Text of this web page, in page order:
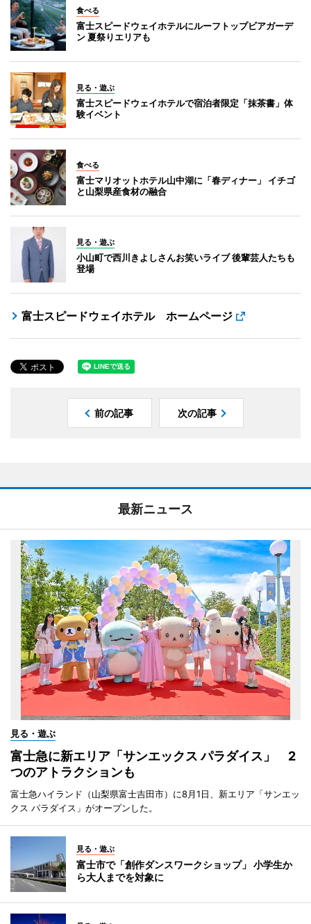
食べる
富士スピードウェイホテルにルーフトップビアガーデ
ン 夏祭りエリアも
見る・遊ぶ
富士スピードウェイホテルで宿泊者限定「抹茶書」体
験イベント
食べる
富士マリオットホテル山中湖に「春ディナー」 イチゴ
と山梨県産食材の融合
見る・遊ぶ
小山町で西川きよしさんお笑いライブ 後輩芸人たちも
登場
富士スピードウェイホテル ホームページ
前の記事 次の記事
最新ニュース
見る・遊ぶ
富士急に新エリア「サンエックス パラダイス」 2
つのアトラクションも
富士急ハイランド（山梨県富士吉田市）に8月1日、新エリア「サンエッ
クス パラダイス」がオープンした。
見る・遊ぶ
富士市で「創作ダンスワークショップ」 小学生か
ら大人までを対象に